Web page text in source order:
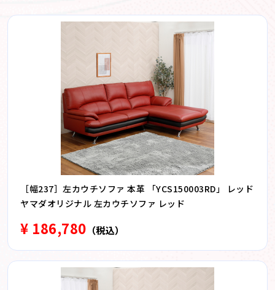
［幅237］左カウチソファ 本革 「YCS150003RD」 レッド
ヤマダオリジナル 左カウチソファ レッド
¥ 186,780 （税込）